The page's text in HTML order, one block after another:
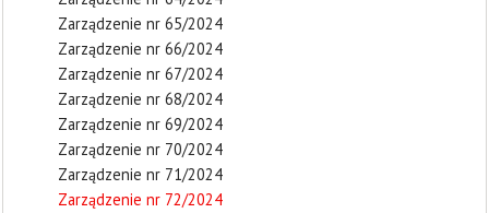
Zarządzenie nr 65/2024
Zarządzenie nr 66/2024
Zarządzenie nr 67/2024
Zarządzenie nr 68/2024
Zarządzenie nr 69/2024
Zarządzenie nr 70/2024
Zarządzenie nr 71/2024
Zarządzenie nr 72/2024